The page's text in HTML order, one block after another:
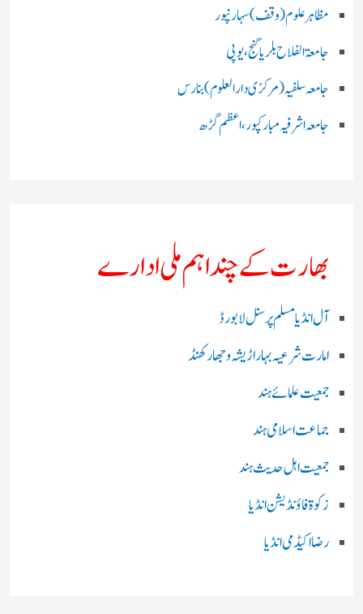
مظاہرعلوم (وقف)سہارنپور
جامعۃ الفلاح بلریاگنج،یوپی
جامعہ سلفیہ(مرکزی دارالعلوم )بنارس
جامعہ اشرفیہ مبارکپور،اعظم گڑھ
بھارت کے چند اہم ملی ادارے
آل انڈیا مسلم پرسنل لا بورڈ
امارت شرعیہ بہار اڑیشہ و جھارکھنڈ
جمعیت علمائے ہند
جماعت اسلامی ہند
جمعیت اہل حدیث ہند
زکوۃ فاؤنڈیشن انڈیا
رضا اکیڈمی انڈیا